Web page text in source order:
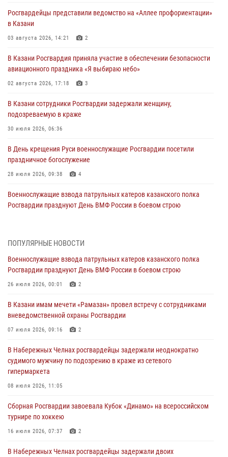
Росгвардейцы представили ведомство на «Аллее профориентации»
в Казани
03 августа 2026, 14:21 2
В Казани Росгвардия приняла участие в обеспечении безопасности
авиационного праздника «Я выбираю небо»
02 августа 2026, 17:18 3
В Казани сотрудники Росгвардии задержали женщину,
подозреваемую в краже
30 июля 2026, 06:36
В День крещения Руси военнослужащие Росгвардии посетили
праздничное богослужение
28 июля 2026, 09:38 4
Военнослужащие взвода патрульных катеров казанского полка
Росгвардии празднуют День ВМФ России в боевом строю
Татарстанские росгвардейцы завоевали «бронзу» в окружном этапе
24 июля 2026, 15:05
В казанском полку Росгвардии состоялся концерт певицы Кристины
В Нижнекамске сотрудники Росгвардии задержали подозреваемого
23 июля 2026, 06:47
В Казани Росгвардия приняла участие в обеспечении безопасности
крестного хода и освящения храма
ПОПУЛЯРНЫЕ НОВОСТИ
Военнослужащие взвода патрульных катеров казанского полка
Росгвардии празднуют День ВМФ России в боевом строю
26 июля 2026, 00:01 2
В Казани имам мечети «Рамазан» провел встречу с сотрудниками
вневедомственной охраны Росгвардии
07 июля 2026, 09:16 2
В Набережных Челнах росгвардейцы задержали неоднократно
судимого мужчину по подозрению в краже из сетевого
гипермаркета
08 июля 2026, 11:05
Сборная Росгвардии завоевала Кубок «Динамо» на всероссийском
турнире по хоккею
16 июля 2026, 07:37 2
В Набережных Челнах росгвардейцы задержали двоих